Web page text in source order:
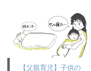
【父親育児】子供の